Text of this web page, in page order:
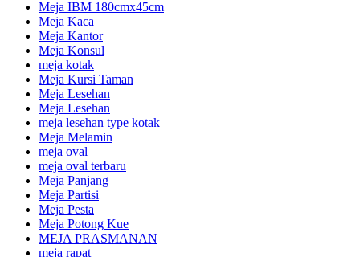
Meja IBM 180cmx45cm
Meja Kaca
Meja Kantor
Meja Konsul
meja kotak
Meja Kursi Taman
Meja Lesehan
Meja Lesehan
meja lesehan type kotak
Meja Melamin
meja oval
meja oval terbaru
Meja Panjang
Meja Partisi
Meja Pesta
Meja Potong Kue
MEJA PRASMANAN
meja rapat